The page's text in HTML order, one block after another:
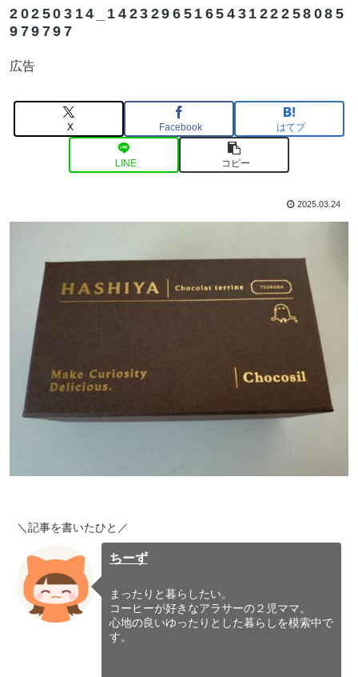
20250314_1423296516543122258085
979797
広告
X Facebook はてブ
LINE コピー
2025.03.24
＼記事を書いたひと／
ちーず
まったりと暮らしたい。
コーヒーが好きなアラサーの２児ママ。
心地の良いゆったりとした暮らしを模索中で
す。